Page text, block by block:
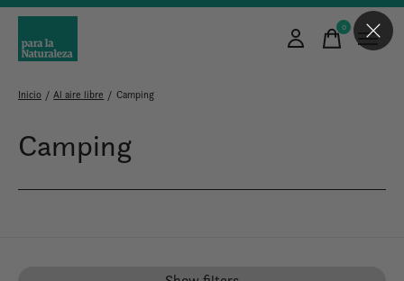
0items
Inicio / Al aire libre / Camping
Camping